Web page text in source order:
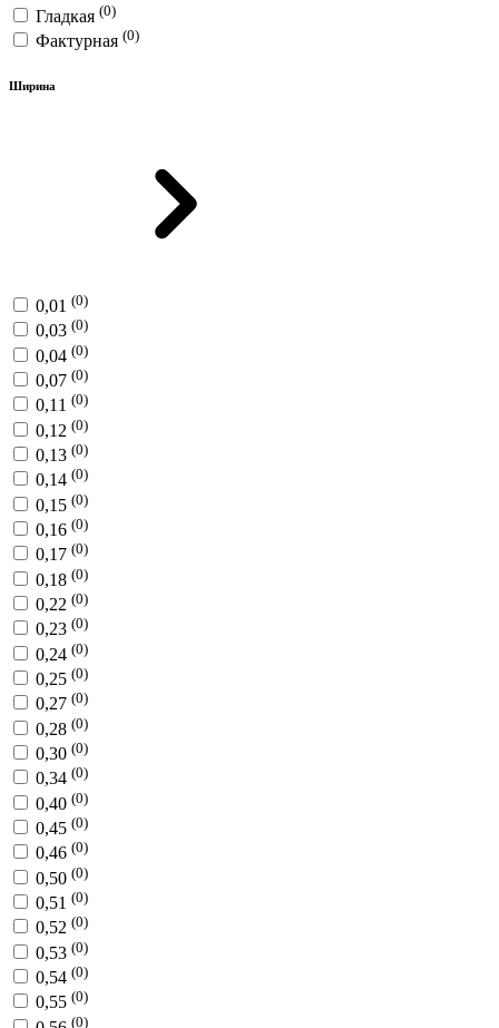
Гладкая (0)
Фактурная (0)
Ширина
0,01 (0)
0,03 (0)
0,04 (0)
0,07 (0)
0,11 (0)
0,12 (0)
0,13 (0)
0,14 (0)
0,15 (0)
0,16 (0)
0,17 (0)
0,18 (0)
0,22 (0)
0,23 (0)
0,24 (0)
0,25 (0)
0,27 (0)
0,28 (0)
0,30 (0)
0,34 (0)
0,40 (0)
0,45 (0)
0,46 (0)
0,50 (0)
0,51 (0)
0,52 (0)
0,53 (0)
0,54 (0)
0,55 (0)
(0)